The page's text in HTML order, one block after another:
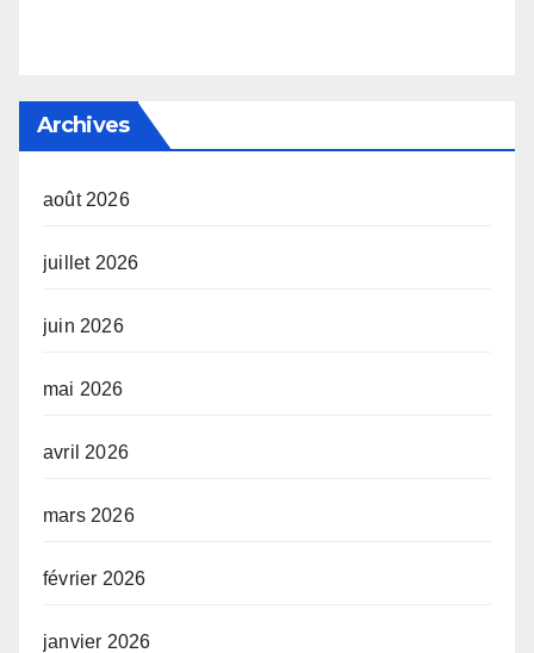
Archives
août 2026
juillet 2026
juin 2026
mai 2026
avril 2026
mars 2026
février 2026
janvier 2026